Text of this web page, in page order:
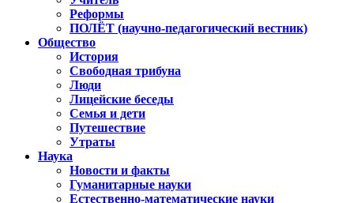
Реформы
ПОЛЁТ (научно-педагогический вестник)
Общество
История
Свободная трибуна
Люди
Лицейские беседы
Семья и дети
Путешествие
Утраты
Наука
Новости и факты
Гуманитарные науки
Естественно-математические науки